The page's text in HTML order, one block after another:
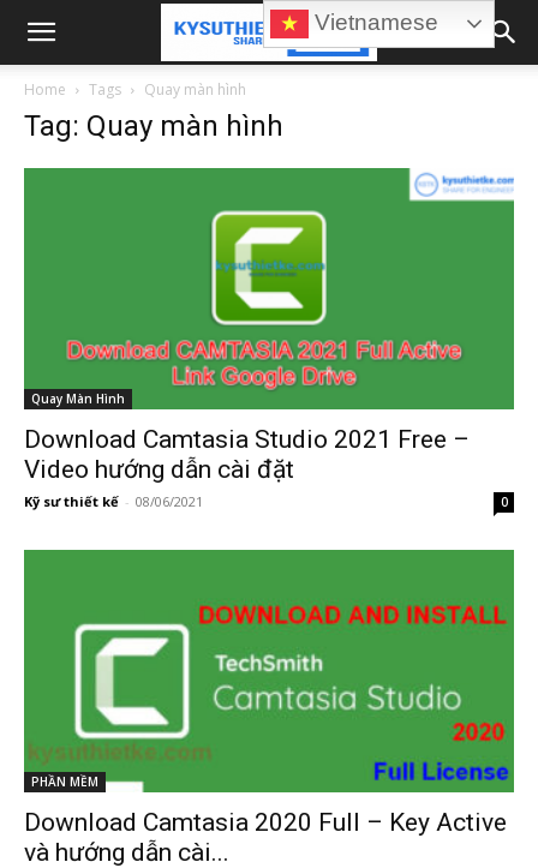
Home Tags Quay màn hình
Tag: Quay màn hình
Quay Màn Hình
Download Camtasia Studio 2021 Free –
Video hướng dẫn cài đặt
Kỹ sư thiết kế - 08/06/2021 0
PHẦN MỀM
Download Camtasia 2020 Full – Key Active
và hướng dẫn cài...
Vietnamese